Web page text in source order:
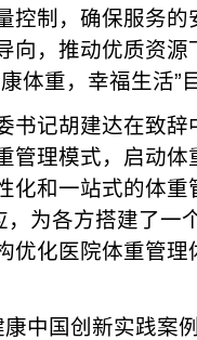
控制，确保服务
向，推动优质资
体重，幸福生活”
书记胡建达在致
管理模式，启动
化和一站式的体
，为各方搭建了一
优化医院体重管
康中国创新实践